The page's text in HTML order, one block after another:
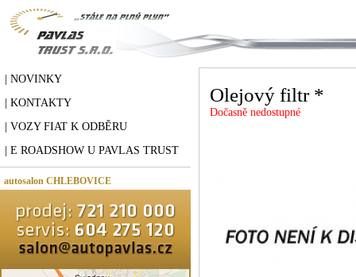
| NOVINKY
| KONTAKTY
| VOZY FIAT K ODBĚRU
| E ROADSHOW U PAVLAS TRUST
autosalon CHLEBOVICE
Olejový filtr *
Dočasně nedostupné